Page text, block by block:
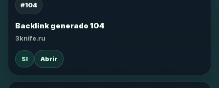
#104
Backlink generado 104
3knife.ru
SI Abrir